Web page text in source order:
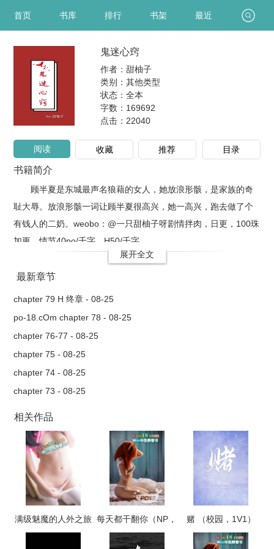
首页 书库 排行 书架 最近
鬼迷心窍
作者：甜柚子
类别：其他类型
状态：全本
字数：169692
点击： 22040
阅读 收藏 推荐 目录
书籍简介
顾半夏是东城最声名狼藉的女人，她放浪形骸，是家族的奇
耻大辱。放浪形骸一词让顾半夏很高兴，她一高兴，跑去做了个
有钱人的二奶。weobo：@一只甜柚子呀剧情拌肉，日更，100珠
加更，情节40po/千字，H50/千字，..
展开全文
最新章节
chapter 79 H 终章 - 08-25
po-18.cOm chapter 78 - 08-25
chapter 76-77 - 08-25
chapter 75 - 08-25
chapter 74 - 08-25
chapter 73 - 08-25
相关作品
满级魅魔的人外之旅 每天都干翻你（NP，
高H）
赌 （校园，1V1）